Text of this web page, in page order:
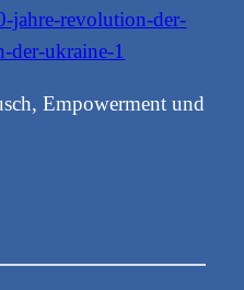
jahre-revolution-der-
der-ukraine-1
Empowerment und